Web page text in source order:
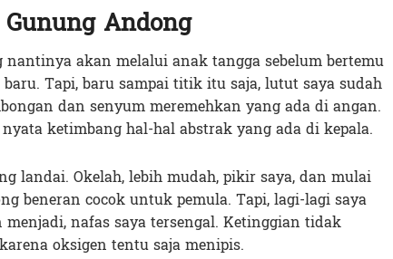
Andong
nantinya akan melalui anak tangga sebelum bertemu
Tapi, baru sampai titik itu saja, lutut saya sudah
dan senyum meremehkan yang ada di angan.
ketimbang hal-hal abstrak yang ada di kepala.
landai. Okelah, lebih mudah, pikir saya, dan mulai
beneran cocok untuk pemula. Tapi, lagi-lagi saya
nafas saya tersengal. Ketinggian tidak
oksigen tentu saja menipis.